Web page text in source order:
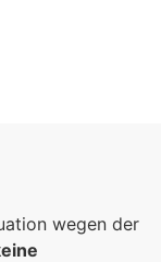
wegen der